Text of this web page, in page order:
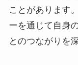
ことがあります
ーを通じて自身
とのつながりを